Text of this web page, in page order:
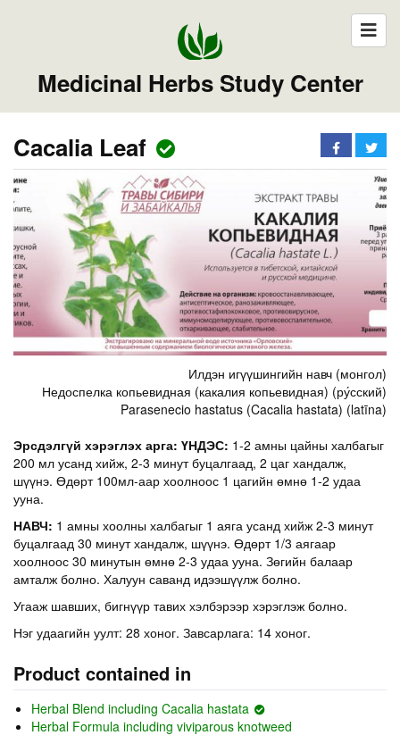
Medicinal Herbs Study Center
Cacalia Leaf
Илдэн игүүшингийн навч (монгол)
Недоспелка копьевидная (какалия копьевидная) (ру́сский)
Parasenecio hastatus (Cacalia hastata) (latīna)
Эрсдэлгүй хэрэглэх арга: ҮНДЭС: 1-2 амны цайны халбагыг
200 мл усанд хийж, 2-3 минут буцалгаад, 2 цаг хандалж,
шүүнэ. Өдөрт 100мл-аар хоолноос 1 цагийн өмнө 1-2 удаа
ууна.
НАВЧ: 1 амны хоолны халбагыг 1 аяга усанд хийж 2-3 минут
буцалгаад 30 минут хандалж, шүүнэ. Өдөрт 1/3 аягаар
хоолноос 30 минутын өмнө 2-3 удаа ууна. Зөгийн балаар
амталж болно. Халуун саванд идээшүүлж болно.
Угааж шавших, бигнүүр тавих хэлбэрээр хэрэглэж болно.
Нэг удаагийн уулт: 28 хоног. Завсарлага: 14 хоног.
Product contained in
Herbal Blend including Cacalia hastata
Herbal Formula including viviparous knotweed